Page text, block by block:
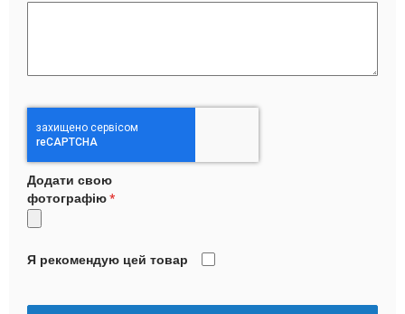
Додати свою
фотографію
Я рекомендую цей товар